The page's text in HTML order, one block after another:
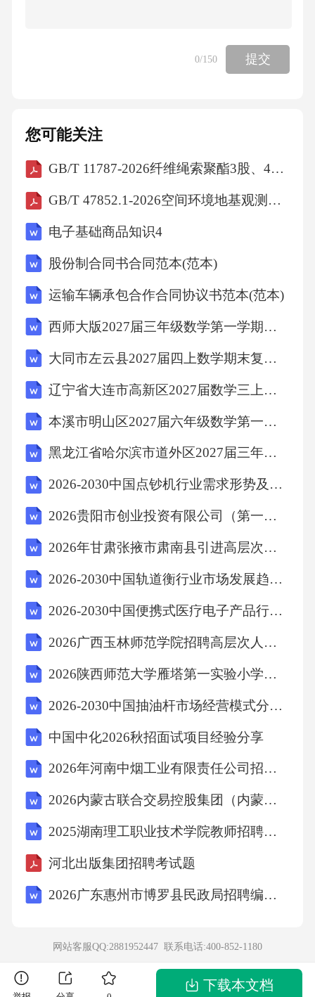
解析：由题意，得研究者的观点是弓形虫感染
证，A项错误;B项，弓形虫→易引发攻击行为，
IED患者→冲动行为减少，即弓形虫感染→IE
D，加强验证，C项错误;D项，弓形虫→猫温
顺，无法支持研究者的观点，D项正确。故选
考点
判断推理
判断推理6、全球气候变暖的主要原因是人类生
A、二氧化硫
B、一氧化碳
C、二氧化碳
D、二氧化氮
解析全球变暖的主要原因是人类在近一个世纪
以来，大量使用矿物燃料，排放大量的C。2等
考点环境污染与海7、自然界中，我们看到的大
部分植物的叶片都呈现绿色，对此解释正确的
A、叶片进行光合作用，吸收了绿光
B、叶片进行光合作用，释放出绿光
C、叶片反射了太阳光中的绿光
0/150 提交
您可能关注
GB/T 11787-2026纤维绳索聚酯3股、4股、8股和12股绳索
GB/T 47852.1-2026空间环境地基观测数据第1部分：分类分级
电子基础商品知识4
股份制合同书合同范本(范本)
运输车辆承包合作合同协议书范本(范本)
西师大版2027届三年级数学第一学期期末调研试题含解析
大同市左云县2027届四上数学期末复习检测模拟试题含解析
辽宁省大连市高新区2027届数学三上期末达标检测模拟试题含解析
本溪市明山区2027届六年级数学第一学期期末统考模拟试题含解析
黑龙江省哈尔滨市道外区2027届三年级数学第一学期期末检测试题含解析
2026-2030中国点钞机行业需求形势及应用趋势预测报告
2026贵阳市创业投资有限公司（第一批）对外招聘3人备考题库及答案详解（考点梳理）
2026年甘肃张掖市肃南县引进高层次急需人才通过资格初审人员名单备考题库附答案详解（预热题）
2026-2030中国轨道衡行业市场发展趋势与前景展望战略分析研究报告
2026-2030中国便携式医疗电子产品行业市场发展趋势与前景展望战略分析研究报告
2026广西玉林师范学院招聘高层次人才40人备考题库及一套参考答案详解
2026陕西师范大学雁塔第一实验小学招聘备考题库附答案详解（b卷）
2026-2030中国抽油杆市场经营模式分析与供需现状调研研究报告
中国中化2026秋招面试项目经验分享
2026年河南中烟工业有限责任公司招聘大学生线上初选考试流程及注意事项农业笔试备考试题及答案解析
2026内蒙古联合交易控股集团（内蒙古产权交易中心）及所属子公司（第一批）员工招聘10人农业考试参考题库及答案解析
2025湖南理工职业技术学院教师招聘考试题目及答案
河北出版集团招聘考试题
2026广东惠州市博罗县民政局招聘编外人员43人考试备考题库及答案解析
网站客服QQ:2881952447 联系电话:400-852-1180
下载本文档